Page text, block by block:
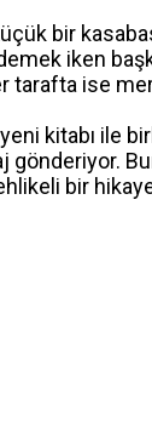
bir
iken
tarafta ise
kitabı ile
gönderiyor.
bir